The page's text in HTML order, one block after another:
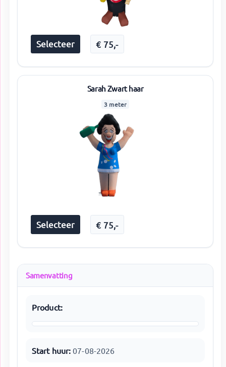
Selecteer € 75,-
Sarah Zwart haar
3 meter
Selecteer € 75,-
Samenvatting
Product:
Start huur: 07-08-2026